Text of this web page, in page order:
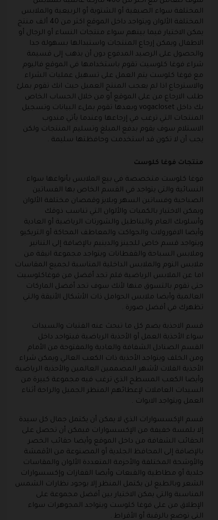
المختلفة سواء الصيفية أو الشتوية أو الربيعية والملابس
المختلفة الألوان ويتواجد داخل الموقع اكثر من 40 ألف منتج
يمكن الاختيار فيما بينهم سواء منتجات النساء أو الرجال أو
الاطفال ويمكن إرجاع المنتجات واستبدالها بسهولة جدا
والحصول على الرصيد المدفوع دون أن يذهب إلى قسيمة
شراء فوغا كلوسيت تقوم باستخدامها في الموقع فاليوم
مع فوغا كلوست يتم العمل على تسهيل عمليات الشراء
والاسترجاع اذا لم يعجب المنتج العميل حيث انك تقوم بملئ
طلب الارجاع من على الموقع أو من خلال الحساب الخاص
بك داخل vogacloset وبعدها تقوم بملء البيانات وتسجيل
المنتجات التي ترغب في إرجاعها وعندما يأتي مندوب
الاستلام سوف يقوم بدفع المبلغ وتسليم المنتجات ولكن
يجب أن لا تكون قد استخدمت وحافظتها سليمة .
منتجات فوغا كلوست
فوغا كلوست متخصصة في بيع الملابس بأنواعها سواء
النسائية والتي يتواجد في القسم الخاص بها الفساتين
الصباحية وفساتين السهر وبلايز وقمصان مختلفة الألوان
ويمكن الاختيار بالكميات والألوان التي تناسب ذوقك
وأسلوبك العام والبناطيل والشورتات الرياضية أو العادية
وأيضا الافورولات والجواكت والمعاطف المحاكة أو التريكيو
ويتواجد قسم خاص للجينز والدينيم بالإضافة إلى التنانير
وملابس السباحة والقفطانات ويتواجد مجموعة انيقة من
ملابس النوم والملابس الداخلية المناسبة لجميع المقاسات
اما عن الملابس الرياضية فلم تجد أفضل من فوغاكلوسيت
حتى تقوم بالتسوق منها لأنك سوف تجد أفضل الماركات
العالمية وأيضا ملابس الحوامل ذات الأشكال الأنيقة والتي
تظهرك في أفضل صورة .
قسم الاحذية يضم كل ما تبحث عنه الفتيات والسيدات
سواء الأحذية العمل أو الأحذية الرياضية فيتواجد داخل
القسم الصنادل الشفافة والعادية والمفتوحة من الأمام
ومن الخلف ويتواجد الأحذية ذات الكعب العالي ويمكن شراء
الأحذية الفلات لأشهر المصممين العالمين والأحذية الرياضية
وأيضا الكعب المسطح الذي ترغب فيه مجموعة كبيرة من
السيدات العاملات لإعطائهم المنظر الجميل والراحة أثناء
العمل ويتواجد الابوات .
قسم الإكسسوارات الذي لا يمكن أن يكتمل جمال كل سيدة
إلا بلمسة خفيفة من الإكسسوارات فيمكن أن تحصل على
الحقائب الشفافة من داخل الموقع وأيضا حقائب الخصر
بالإضافة إلى المحافظ الجلدية أو المصنوعة من الأقمشة
والأوشحة المختلفة والأحزمة المتعددة الألوان والمقاسات
جلدية أو مطاطية والقبعات وأيضا القفازات وإكسسوارات
الشعر وبالطبع لن يكتمل المنظر إلا بوجود نظارات الشمس
المناسبة والتي يمكن الاختيار بين أفضل مجموعة على
الإطلاق من على فوغا كلوست ويتواجد المجوهرات سواء
التي توضع بالرقبة أو الأقراط .